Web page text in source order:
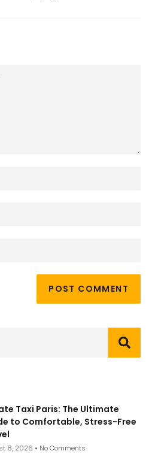
Taxi Paris: The Ultimate
to Comfortable, Stress-Free
8, 2026 No Comments